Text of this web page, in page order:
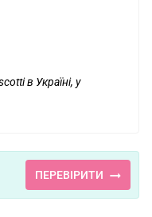
в Україні, у
ПЕРЕВІРИТИ